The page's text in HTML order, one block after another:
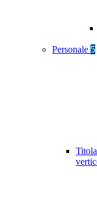
Personale 5